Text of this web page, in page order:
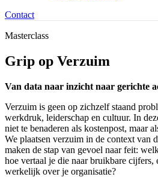
Contact
Masterclass
Grip op Verzuim
Van data naar inzicht naar gerichte
Verzuim is geen op zichzelf staand
werkdruk, leiderschap en cultuur. In
niet te benaderen als kostenpost, maar
We plaatsen verzuim in de context van
maken de stap van gevoel naar feit:
hoe vertaal je die naar bruikbare cijfers,
werkelijk over je organisatie?